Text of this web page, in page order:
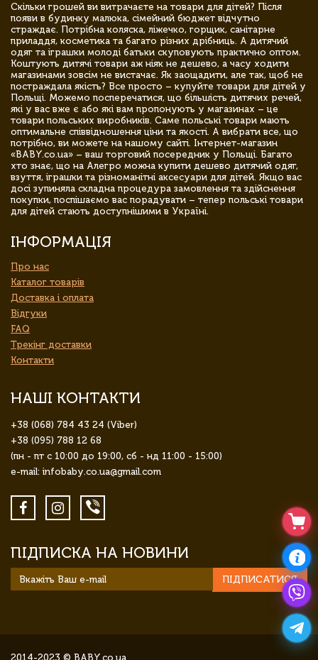
Скільки грошей ви витрачаєте на товари для дітей? Після
появи в будинку малюка, сімейний бюджет відчутно
страждає. Потрібна коляска, ліжечко, горщик, санітарне
приладдя, косметика та багато різних дрібниць. А дитячий
одяг та іграшки молоді батьки скуповують практично оптом.
Коштують дитячі товари аж ніяк не дешево, а часу ходити
магазинами зовсім не вистачає. Як заощадити, але так, щоб не
постраждала якість? Все просто – купуйте товари для дітей у
Польщі. Можемо посперечатися, що більшість дитячих речей,
які у вас вже є або які вам пропонують у магазинах – це
товари польських виробників. Саме польські товари мають
оптимальне співвідношення ціни та якості. А вибрати все, що
потрібно, ви можете на нашому сайті. Інтернет-магазин
«BABY.co.ua» – ваш торговий посередник у Польщі. Багато
хто знає, що на Алегро можна купити дешево дитячий одяг,
взуття, іграшки та різноманітні аксесуари для дітей. Якщо вас
досі зупиняла складна процедура замовлення та здійснення
покупки, поспішаємо вас порадувати – тепер польські товари
для дітей стають доступнішими в Україні.
ІНФОРМАЦІЯ
Про нас
Каталог товарів
Доставка і оплата
Відгуки
FAQ
Трекінг доставки
Контакти
НАШІ КОНТАКТИ
+38 (068) 784 43 24 (Viber)
+38 (095) 788 12 68
(пн - пт с 10:00 до 19:00, сб - нд 11:00 - 15:00)
e-mail: infobaby.co.ua@gmail.com
ПІДПИСКА НА НОВИНИ
ПІДПИСАТИСЯ
2014-2023 © BABY.co.ua